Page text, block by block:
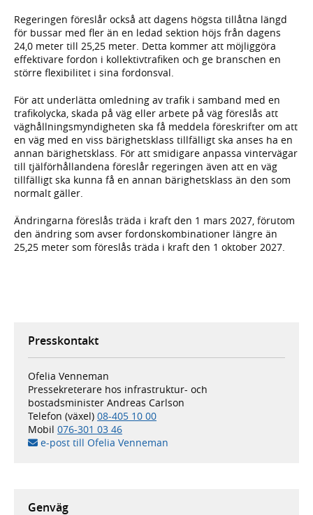
Regeringen föreslår också att dagens högsta tillåtna längd
för bussar med fler än en ledad sektion höjs från dagens
24,0 meter till 25,25 meter. Detta kommer att möjliggöra
effektivare fordon i kollektivtrafiken och ge branschen en
större flexibilitet i sina fordonsval.
För att underlätta omledning av trafik i samband med en
trafikolycka, skada på väg eller arbete på väg föreslås att
väghållningsmyndigheten ska få meddela föreskrifter om att
en väg med en viss bärighetsklass tillfälligt ska anses ha en
annan bärighetsklass. För att smidigare anpassa vintervägar
till tjälförhållandena föreslår regeringen även att en väg
tillfälligt ska kunna få en annan bärighetsklass än den som
normalt gäller.
Ändringarna föreslås träda i kraft den 1 mars 2027, förutom
den ändring som avser fordonskombinationer längre än
25,25 meter som föreslås träda i kraft den 1 oktober 2027.
Presskontakt
Ofelia Venneman
Pressekreterare hos infrastruktur- och
bostadsminister Andreas Carlson
Telefon (växel) 08-405 10 00
Mobil 076-301 03 46
e-post till Ofelia Venneman
Genväg